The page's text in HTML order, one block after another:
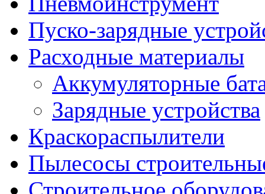
Пуско-зарядные
Расходные материалы
Аккумуляторные
Зарядные устройства
Краскораспылители
Пылесосы